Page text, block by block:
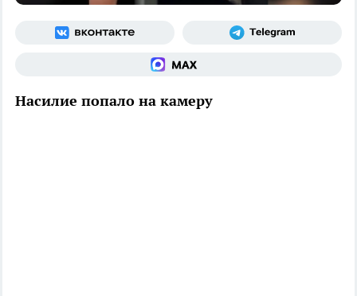
Насилие попало на камеру